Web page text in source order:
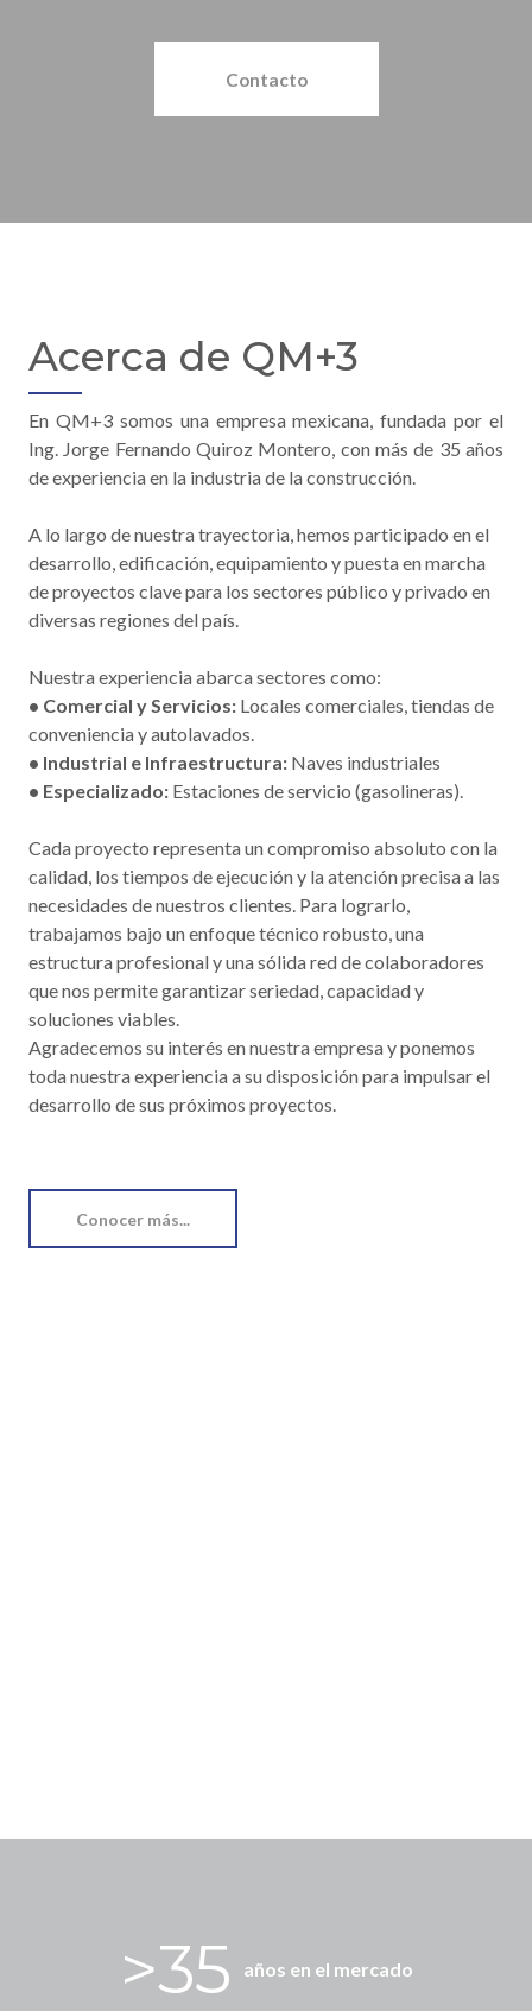
Contacto
Acerca de QM+3
En QM+3 somos una empresa mexicana, fundada por el
Ing. Jorge Fernando Quiroz Montero, con más de 35 años
de experiencia en la industria de la construcción.
A lo largo de nuestra trayectoria, hemos participado en el
desarrollo, edificación, equipamiento y puesta en marcha
de proyectos clave para los sectores público y privado en
diversas regiones del país.
Nuestra experiencia abarca sectores como:
• Comercial y Servicios: Locales comerciales, tiendas de
conveniencia y autolavados.
• Industrial e Infraestructura: Naves industriales
• Especializado: Estaciones de servicio (gasolineras).
Cada proyecto representa un compromiso absoluto con la
calidad, los tiempos de ejecución y la atención precisa a las
necesidades de nuestros clientes. Para lograrlo,
trabajamos bajo un enfoque técnico robusto, una
estructura profesional y una sólida red de colaboradores
que nos permite garantizar seriedad, capacidad y
soluciones viables.
Agradecemos su interés en nuestra empresa y ponemos
toda nuestra experiencia a su disposición para impulsar el
desarrollo de sus próximos proyectos.
Conocer más...
>35 años en el mercado